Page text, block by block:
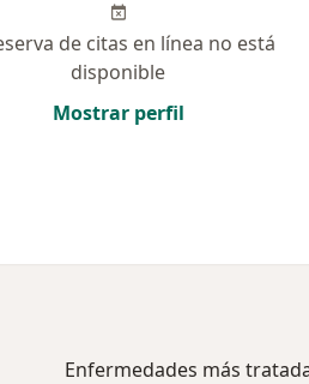
de citas en línea no está
disponible
Mostrar perfil
Enfermedades más